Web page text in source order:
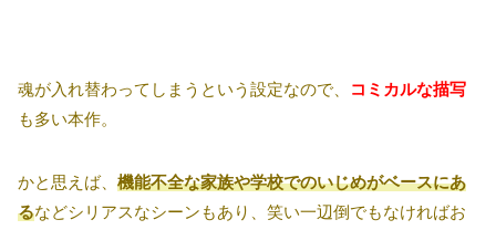
魂が入れ替わってしまうという設定なので、
コミカルな描写
も多い本作。
かと思えば、 機能不全な家族や学校でのいじめがベースにあ
るなどシリアスなシーンもあり、笑い一辺倒でもなければお